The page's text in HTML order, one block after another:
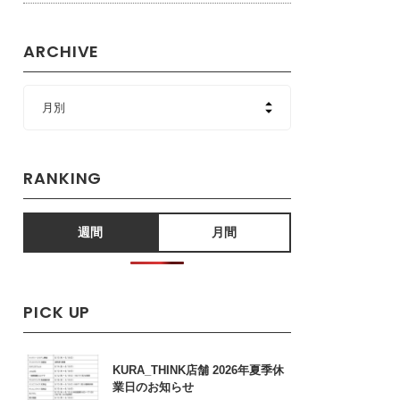
ARCHIVE
RANKING
週間 月間
PICK UP
KURA_THINK店舗 2026年夏季休
業日のお知らせ